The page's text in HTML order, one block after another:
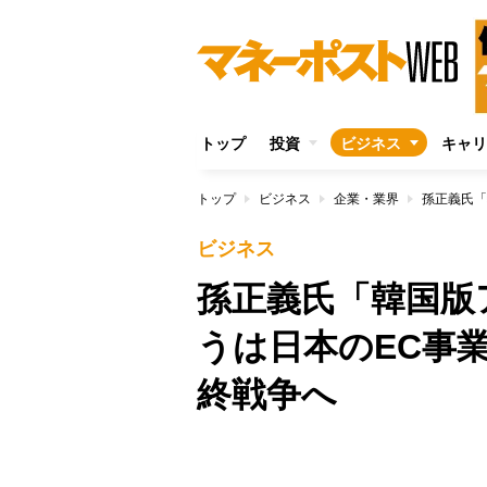
トップ 投資 ビジネス キャ
トップ ビジネス 企業・業界
ビジネス
孫正義氏「韓国
うは日本のEC事
終戦争へ